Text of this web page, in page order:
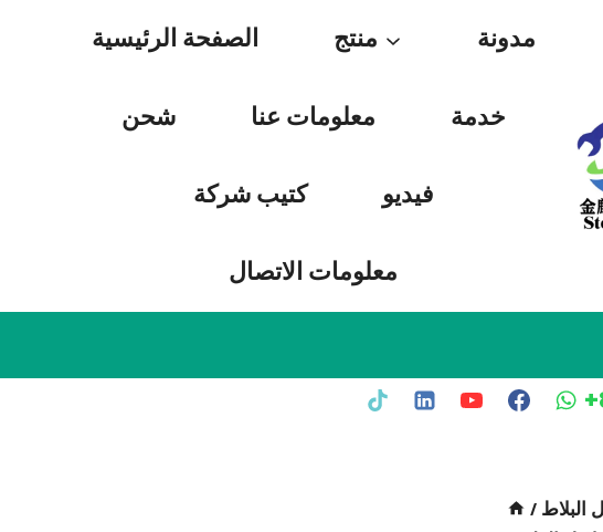
الصفحة الرئيسية منتج مدونة
شحن معلومات عنا خدمة
كتيب شركة فيديو
معلومات الاتصال
/ البلاط